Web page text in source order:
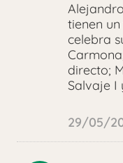
tienen
celebra
directo;
Salvaje I
29/05/